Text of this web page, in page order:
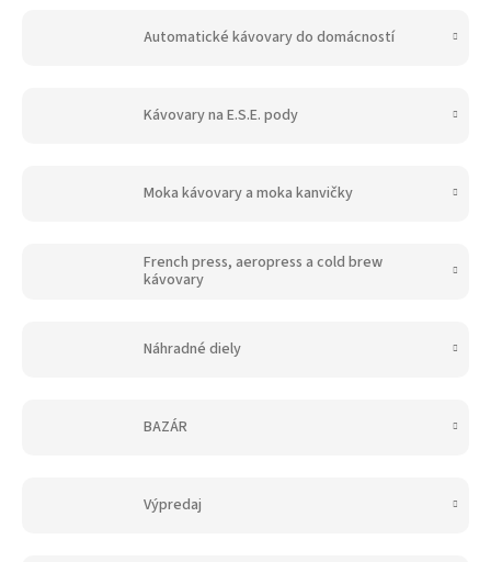
Automatické kávovary do domácností
Kávovary na E.S.E. pody
Moka kávovary a moka kanvičky
French press, aeropress a cold brew
kávovary
Náhradné diely
BAZÁR
Výpredaj